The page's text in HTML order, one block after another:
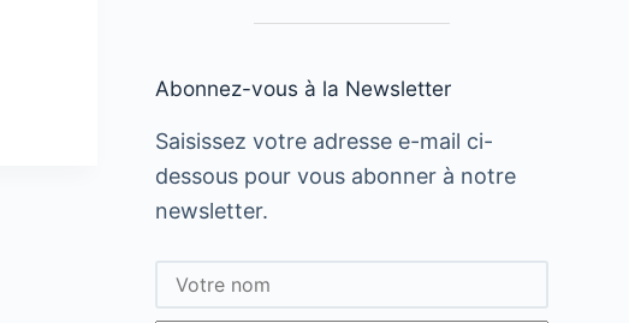
Abonnez-vous à la Newsletter
Saisissez votre adresse e-mail ci-
dessous pour vous abonner à notre
newsletter.